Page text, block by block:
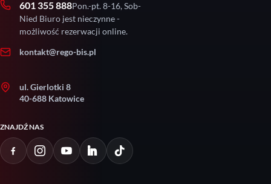
601 355 888Pon.-pt. 8-16, Sob-
Nied Biuro jest nieczynne -
możliwość rezerwacji online.
kontakt@rego-bis.pl
ul. Gierlotki 8
40-688 Katowice
ZNAJDŹ NAS